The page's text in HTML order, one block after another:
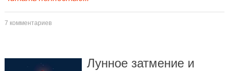
7 комментариев
Лунное затмение и